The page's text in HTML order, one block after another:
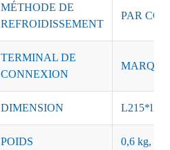
MÉTHODE DE
REFROIDISSEMENT
PAR
TERMINAL DE
CONNEXION
DIMENSION
POIDS 0,6 kg, 24